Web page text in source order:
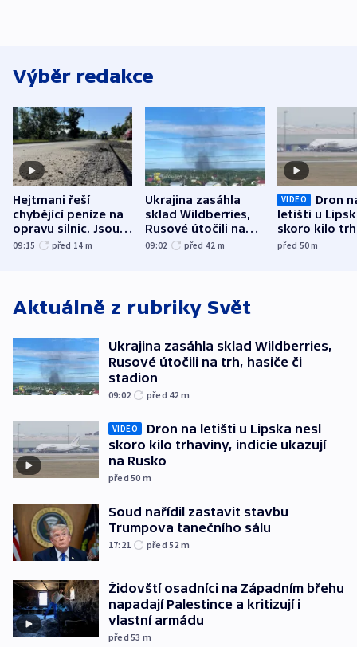
Výběr redakce
Hejtmani řeší
chybějící peníze na
opravu silnic. Jsou
nenárokové, namítá
09:15 před 14 m
Ukrajina zasáhla
sklad Wildberries,
Rusové útočili na
trh, hasiče či
09:02 před 42 m
VIDEO
Dron
letišti u
skoro kilo
indicie
před 50m
Aktuálně z rubriky Svět
Ukrajina zasáhla sklad Wildberries,
Rusové útočili na trh, hasiče či
stadion
09:02 před 42 m
VIDEO
Dron na letišti u Lipska nesl
skoro kilo trhaviny, indicie ukazují
na Rusko
před 50 m
Soud nařídil zastavit stavbu
Trumpova tanečního sálu
17:21 před 52 m
Židovští osadníci na Západním břehu
napadají Palestince a kritizují i
vlastní armádu
před 53 m